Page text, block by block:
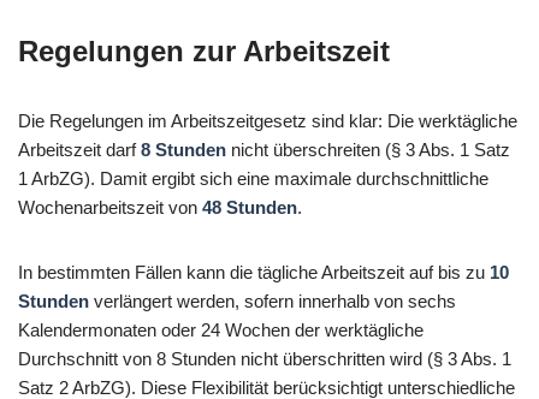
Regelungen zur Arbeitszeit
Die Regelungen im Arbeitszeitgesetz sind klar: Die werktägliche
Arbeitszeit darf8 Stunden nicht überschreiten (§ 3 Abs. 1 Satz
1 ArbZG). Damit ergibt sich eine maximale durchschnittliche
Wochenarbeitszeit von 48 Stunden.
In bestimmten Fällen kann die tägliche Arbeitszeit auf bis zu 10
Stunden verlängert werden, sofern innerhalb von sechs
Kalendermonaten oder 24 Wochen der werktägliche
Durchschnitt von 8 Stunden nicht überschritten wird (§ 3 Abs. 1
Satz 2 ArbZG). Diese Flexibilität berücksichtigt unterschiedliche